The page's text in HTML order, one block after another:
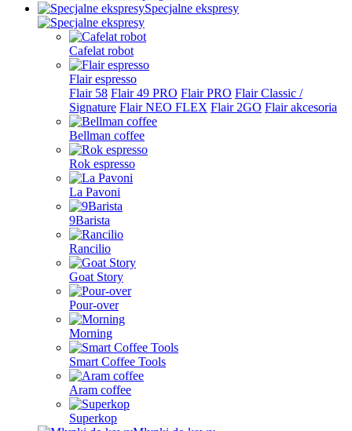
Specjalne ekspresy
Cafelat robot
Flair espresso
Flair 58 Flair 49 PRO Flair PRO Flair Classic /
Signature Flair NEO FLEX Flair 2GO Flair akcesoria
Bellman coffee
Rok espresso
La Pavoni
9Barista
Rancilio
Goat Story
Pour-over
Morning
Smart Coffee Tools
Aram coffee
Superkop